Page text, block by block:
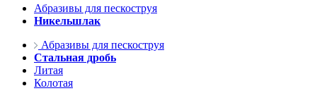
Абразивы для пескоструя
Никельшлак
Абразивы для пескоструя
Стальная дробь
Литая
Колотая